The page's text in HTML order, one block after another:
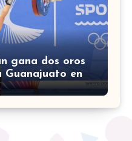
gana dos oros
en
2026